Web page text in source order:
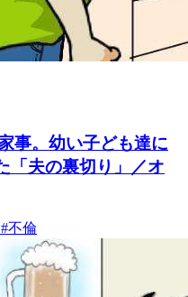
事。幼い子ども達に
「夫の裏切り」／オ
#不倫